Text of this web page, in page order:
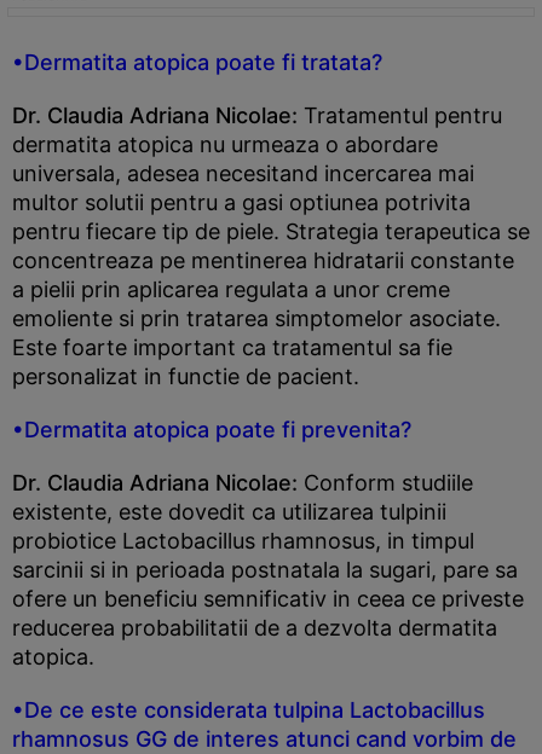
•Dermatita atopica poate fi tratata?
Dr. Claudia Adriana Nicolae: Tratamentul pentru
dermatita atopica nu urmeaza o abordare
universala, adesea necesitand incercarea mai
multor solutii pentru a gasi optiunea potrivita
pentru fiecare tip de piele. Strategia terapeutica se
concentreaza pe mentinerea hidratarii constante
a pielii prin aplicarea regulata a unor creme
emoliente si prin tratarea simptomelor asociate.
Este foarte important ca tratamentul sa fie
personalizat in functie de pacient.
•Dermatita atopica poate fi prevenita?
Dr. Claudia Adriana Nicolae: Conform studiile
existente, este dovedit ca utilizarea tulpinii
probiotice Lactobacillus rhamnosus, in timpul
sarcinii si in perioada postnatala la sugari, pare sa
ofere un beneficiu semnificativ in ceea ce priveste
reducerea probabilitatii de a dezvolta dermatita
atopica.
•De ce este considerata tulpina Lactobacillus
rhamnosus GG de interes atunci cand vorbim de